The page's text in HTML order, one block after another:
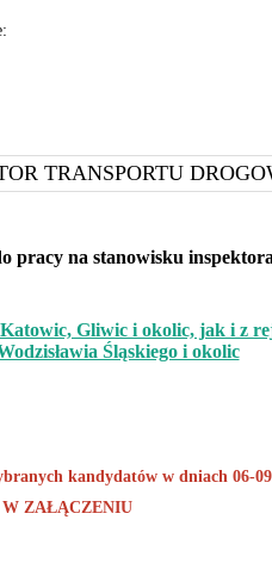
TRANSPORTU
pracy na stanowisku
Gliwic i okolic, jak i z
Śląskiego i okolic
kandydatów w dniach 06-
ZAŁĄCZENIU